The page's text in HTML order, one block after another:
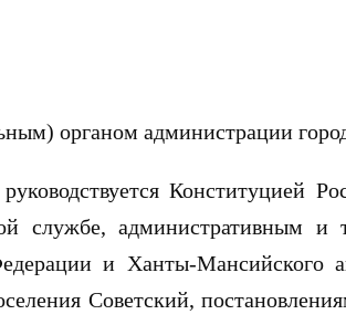
органом администрации
Конституцией
службе, административным и
и Ханты-Мансийского
Советский,